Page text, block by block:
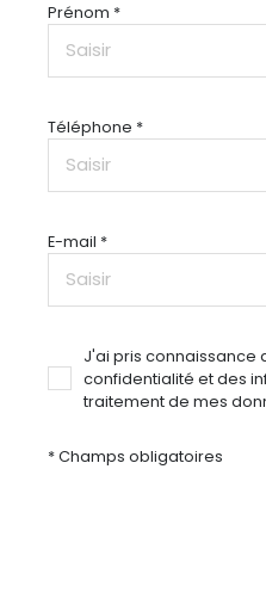
Prénom *
Téléphone *
E-mail *
J'ai pris connaissance
confidentialité et des
traitement de mes
* Champs obligatoires